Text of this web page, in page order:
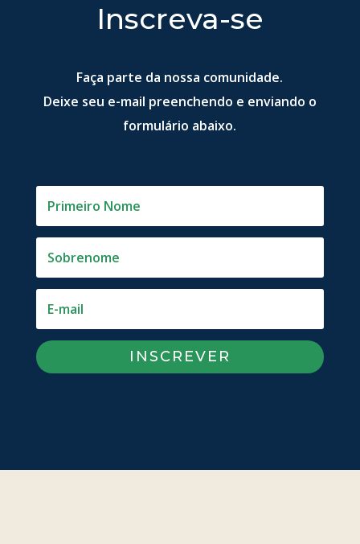
Inscreva-se
Faça parte da nossa comunidade.
Deixe seu e-mail preenchendo e enviando o
formulário abaixo.
INSCREVER